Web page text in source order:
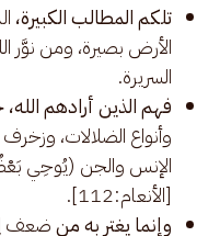
تلكم المطالب الكبيرة،
الأرض بصيرة، ومن نوَّر
السريرة.
فهم الذين أرادهم الله،
وأنواع الضلالات،
الإنس والجن (يُوحِي
[الأنعام:112].
وإنما يغتر به منضعف